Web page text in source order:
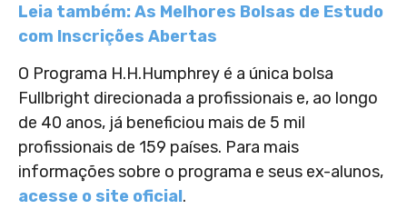
Leia também: As Melhores Bolsas de Estudo
com Inscrições Abertas
O Programa H.H.Humphrey é a única bolsa
Fullbright direcionada a profissionais e, ao longo
de 40 anos, já beneficiou mais de 5 mil
profissionais de 159 países. Para mais
informações sobre o programa e seus ex-alunos,
acesse o site oficial.